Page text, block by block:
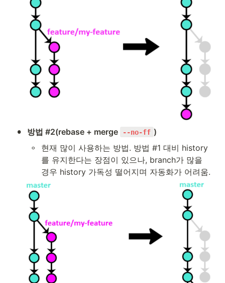
• 방법 #2(rebase + merge --no-ff )
◦
현재 많이 사용하는 방법. 방법 #1 대비 history
를 유지한다는 장점이 있으나, branch가 많을
경우 history 가독성 떨어지며 자동화가 어려움.